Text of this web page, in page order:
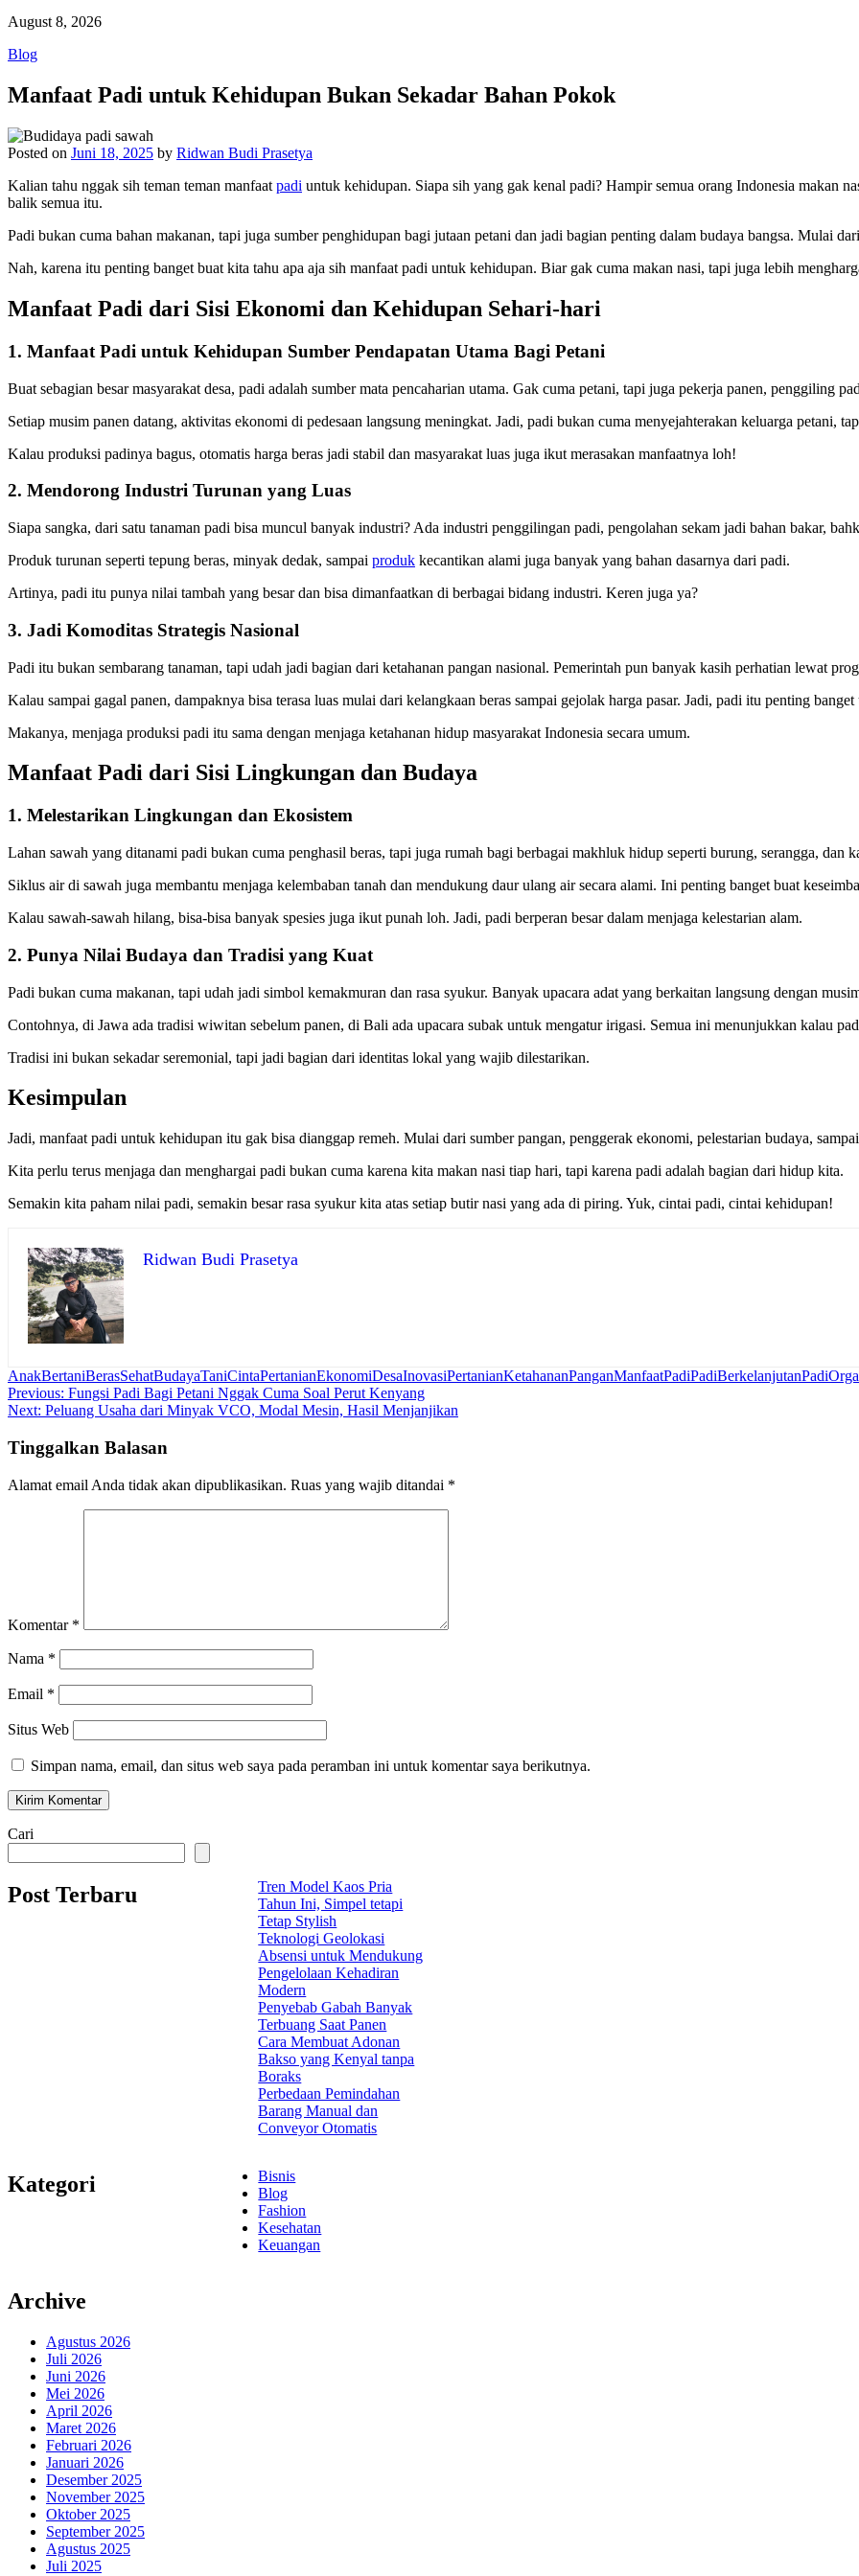
August 8, 2026
Blog
Manfaat Padi untuk Kehidupan Bukan Sekadar Bahan Pokok
Posted on Juni 18, 2025 by Ridwan Budi Prasetya
Kalian tahu nggak sih teman teman manfaat padi untuk kehidupan. Siapa sih yang gak kenal padi? Hampir semua orang Indonesia makan
balik semua itu.
Padi bukan cuma bahan makanan, tapi juga sumber penghidupan bagi jutaan petani dan jadi bagian penting dalam budaya bangsa. Mulai
Nah, karena itu penting banget buat kita tahu apa aja sih manfaat padi untuk kehidupan. Biar gak cuma makan nasi, tapi juga lebih
Manfaat Padi dari Sisi Ekonomi dan Kehidupan Sehari-hari
1. Manfaat Padi untuk Kehidupan Sumber Pendapatan Utama Bagi Petani
Buat sebagian besar masyarakat desa, padi adalah sumber mata pencaharian utama. Gak cuma petani, tapi juga pekerja panen, penggiling
Setiap musim panen datang, aktivitas ekonomi di pedesaan langsung meningkat. Jadi, padi bukan cuma menyejahterakan keluarga petani,
Kalau produksi padinya bagus, otomatis harga beras jadi stabil dan masyarakat luas juga ikut merasakan manfaatnya loh!
2. Mendorong Industri Turunan yang Luas
Siapa sangka, dari satu tanaman padi bisa muncul banyak industri? Ada industri penggilingan padi, pengolahan sekam jadi bahan bakar,
Produk turunan seperti tepung beras, minyak dedak, sampai produk kecantikan alami juga banyak yang bahan dasarnya dari padi.
Artinya, padi itu punya nilai tambah yang besar dan bisa dimanfaatkan di berbagai bidang industri. Keren juga ya?
3. Jadi Komoditas Strategis Nasional
Padi itu bukan sembarang tanaman, tapi udah jadi bagian dari ketahanan pangan nasional. Pemerintah pun banyak kasih perhatian lewat
Kalau sampai gagal panen, dampaknya bisa terasa luas mulai dari kelangkaan beras sampai gejolak harga pasar. Jadi, padi itu penting
Makanya, menjaga produksi padi itu sama dengan menjaga ketahanan hidup masyarakat Indonesia secara umum.
Manfaat Padi dari Sisi Lingkungan dan Budaya
1. Melestarikan Lingkungan dan Ekosistem
Lahan sawah yang ditanami padi bukan cuma penghasil beras, tapi juga rumah bagi berbagai makhluk hidup seperti burung, serangga, dan
Siklus air di sawah juga membantu menjaga kelembaban tanah dan mendukung daur ulang air secara alami. Ini penting banget buat
Kalau sawah-sawah hilang, bisa-bisa banyak spesies juga ikut punah loh. Jadi, padi berperan besar dalam menjaga kelestarian alam.
2. Punya Nilai Budaya dan Tradisi yang Kuat
Padi bukan cuma makanan, tapi udah jadi simbol kemakmuran dan rasa syukur. Banyak upacara adat yang berkaitan langsung dengan
Contohnya, di Jawa ada tradisi wiwitan sebelum panen, di Bali ada upacara subak untuk mengatur irigasi. Semua ini menunjukkan kalau
Tradisi ini bukan sekadar seremonial, tapi jadi bagian dari identitas lokal yang wajib dilestarikan.
Kesimpulan
Jadi, manfaat padi untuk kehidupan itu gak bisa dianggap remeh. Mulai dari sumber pangan, penggerak ekonomi, pelestarian budaya,
Kita perlu terus menjaga dan menghargai padi bukan cuma karena kita makan nasi tiap hari, tapi karena padi adalah bagian dari hidup kita.
Semakin kita paham nilai padi, semakin besar rasa syukur kita atas setiap butir nasi yang ada di piring. Yuk, cintai padi, cintai kehidupan!
Ridwan Budi Prasetya
AnakBertaniBerasSehatBudayaTaniCintaPertanianEkonomiDesaInovasiPertanianKetahananPanganManfaatPadiPadiBerkelanjutan
Navigasi
pos
Previous: Fungsi Padi Bagi Petani Nggak Cuma Soal Perut Kenyang
Next: Peluang Usaha dari Minyak VCO, Modal Mesin, Hasil Menjanjikan
Tinggalkan Balasan
Alamat email Anda tidak akan dipublikasikan. Ruas yang wajib ditandai *
Komentar *
Nama *
Email *
Situs Web
Simpan nama, email, dan situs web saya pada peramban ini untuk komentar saya berikutnya.
Cari
Post Terbaru
Tren Model Kaos Pria
Tahun Ini, Simpel tetapi
Tetap Stylish
Teknologi Geolokasi
Absensi untuk Mendukung
Pengelolaan Kehadiran
Modern
Penyebab Gabah Banyak
Terbuang Saat Panen
Cara Membuat Adonan
Bakso yang Kenyal tanpa
Boraks
Perbedaan Pemindahan
Barang Manual dan
Conveyor Otomatis
Kategori
Bisnis
Blog
Fashion
Kesehatan
Keuangan
Archive
Agustus 2026
Juli 2026
Juni 2026
Mei 2026
April 2026
Maret 2026
Februari 2026
Januari 2026
Desember 2025
November 2025
Oktober 2025
September 2025
Agustus 2025
Juli 2025